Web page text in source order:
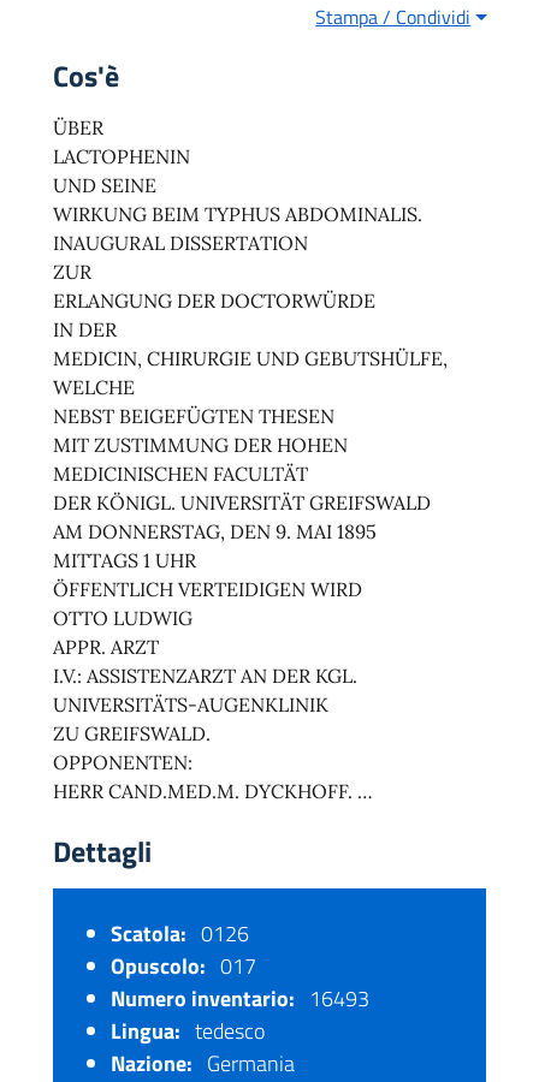
Stampa / Condividi
Cos'è
ÜBER
LACTOPHENIN
UND SEINE
WIRKUNG BEIM TYPHUS ABDOMINALIS.
INAUGURAL DISSERTATION
ZUR
ERLANGUNG DER DOCTORWÜRDE
IN DER
MEDICIN, CHIRURGIE UND GEBUTSHÜLFE,
WELCHE
NEBST BEIGEFÜGTEN THESEN
MIT ZUSTIMMUNG DER HOHEN
MEDICINISCHEN FACULTÄT
DER KÖNIGL. UNIVERSITÄT GREIFSWALD
AM DONNERSTAG, DEN 9. MAI 1895
MITTAGS 1 UHR
ÖFFENTLICH VERTEIDIGEN WIRD
OTTO LUDWIG
APPR. ARZT
I.V.: ASSISTENZARZT AN DER KGL.
UNIVERSITÄTS-AUGENKLINIK
ZU GREIFSWALD.
OPPONENTEN:
HERR CAND.MED.M. DYCKHOFF. …
Dettagli
Scatola: 0126
Opuscolo: 017
Numero inventario: 16493
Lingua: tedesco
Nazione: Germania